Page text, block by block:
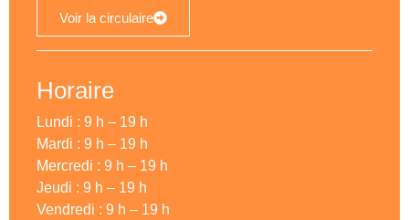
Voir la circulaire
Horaire
Lundi : 9 h – 19 h
Mardi : 9 h – 19 h
Mercredi : 9 h – 19 h
Jeudi : 9 h – 19 h
Vendredi : 9 h – 19 h